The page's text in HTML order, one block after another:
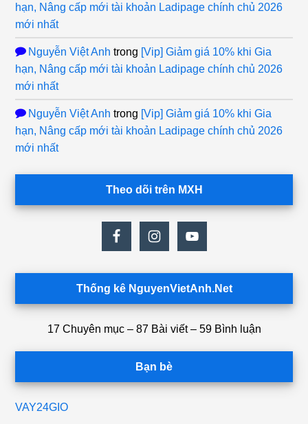
hạn, Nâng cấp mới tài khoản Ladipage chính chủ 2026
mới nhất
Nguyễn Việt Anh trong [Vip] Giảm giá 10% khi Gia
hạn, Nâng cấp mới tài khoản Ladipage chính chủ 2026
mới nhất
Nguyễn Việt Anh trong [Vip] Giảm giá 10% khi Gia
hạn, Nâng cấp mới tài khoản Ladipage chính chủ 2026
mới nhất
Theo dõi trên MXH
Thống kê NguyenVietAnh.Net
17 Chuyên mục – 87 Bài viết – 59 Bình luận
Bạn bè
VAY24GIO